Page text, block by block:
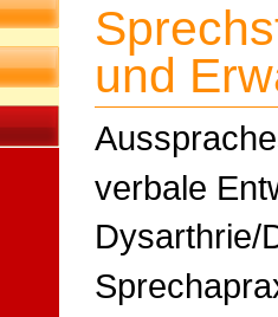
und
verbale
Dysarthrie/